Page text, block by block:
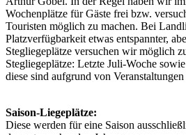
Wochenplätze für Gäste frei bzw.
Touristen möglich zu machen. Bei
Platzverfügbarkeit etwas entspannter,
Stegliegeplätze versuchen wir möglich
Stegliegeplätze: Letzte Juli-Woche
diese sind aufgrund von
Saison-Liegeplätze:
Diese werden für eine Saison